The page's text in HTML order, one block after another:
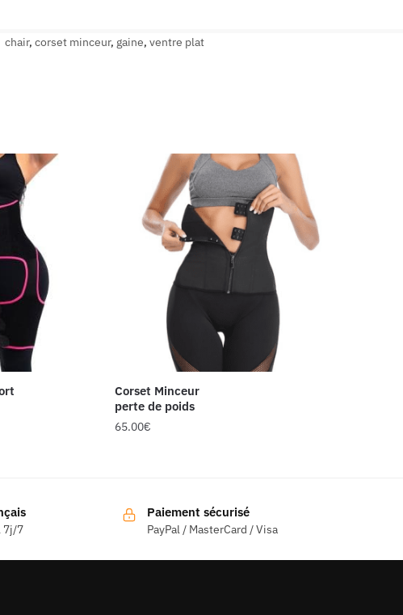
chair, corset minceur, gaine, ventre plat
Corset Minceur
perte de poids
65.00€
plusieurs
variations.
7j/7
Paiement sécurisé
PayPal / MasterCard / Visa